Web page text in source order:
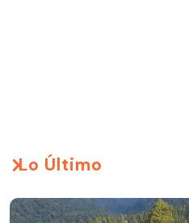
Lo Último